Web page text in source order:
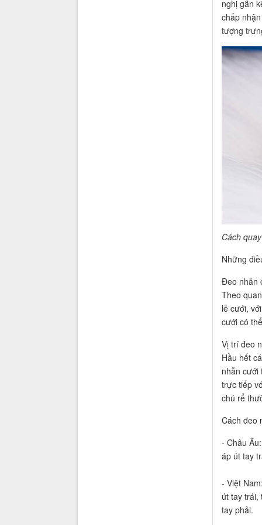
nghị gắn
chấp
tượng
Cách
Những
Đeo nhẫn
Theo
lễ cưới,
cưới có
Vị trí đeo
Hầu hết
nhẫn cưới
trực tiếp
chú rể
Cách đeo
- Châu
áp út tay
- Việt
út tay trái,
tay phải.